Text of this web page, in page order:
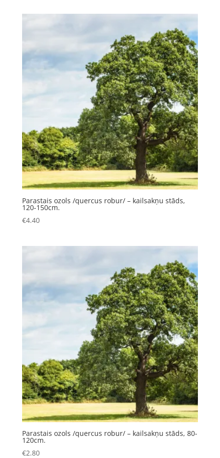
Parastais ozols /quercus robur/ – kailsakņu stāds,
120-150cm.
€4.40
Parastais ozols /quercus robur/ – kailsakņu stāds, 80-
120cm.
€2.80